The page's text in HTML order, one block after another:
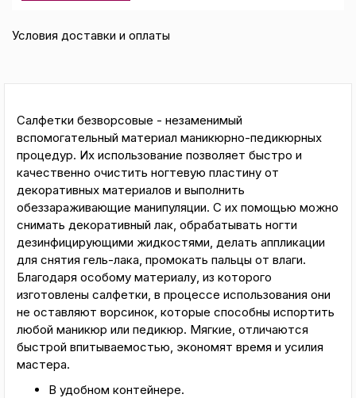
Условия доставки и оплаты
Салфетки безворсовые - незаменимый
вспомогательный материал маникюрно-педикюрных
процедур. Их использование позволяет быстро и
качественно очистить ногтевую пластину от
декоративных материалов и выполнить
обеззараживающие манипуляции. С их помощью можно
снимать декоративный лак, обрабатывать ногти
дезинфицирующими жидкостями, делать аппликации
для снятия гель-лака, промокать пальцы от влаги.
Благодаря особому материалу, из которого
изготовлены салфетки, в процессе использования они
не оставляют ворсинок, которые способны испортить
любой маникюр или педикюр. Мягкие, отличаются
быстрой впитываемостью, экономят время и усилия
мастера.
В удобном контейнере.